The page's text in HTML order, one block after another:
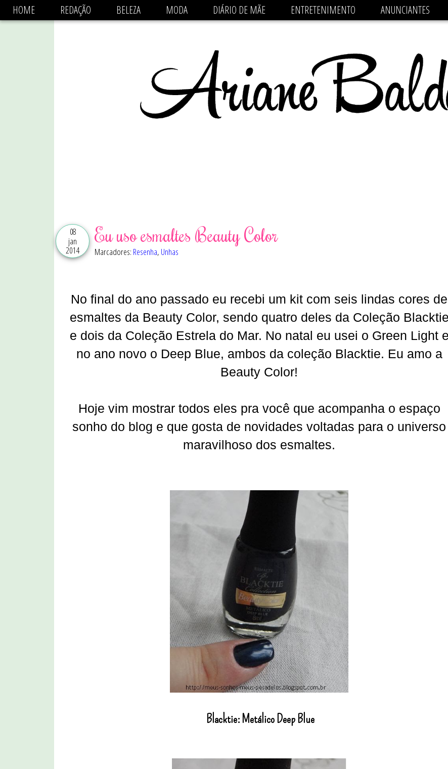
async='async' data-ad-client='ca-pub-1470782825684808' src='https://pagead2.googlesyndication.com/pagead/
HOME REDAÇÃO BELEZA MODA DIÁRIO DE MÃE ENTRETENIMENTO ANUNCIANTES
08
jan
2014
Eu uso esmaltes Beauty Color
Marcadores: Resenha, Unhas
No final do ano passado eu recebi um kit com seis lindas cores de
esmaltes da Beauty Color, sendo quatro deles da Coleção Blacktie
e dois da Coleção Estrela do Mar. No natal eu usei o Green Light e
no ano novo o Deep Blue, ambos da coleção Blacktie. Eu amo a
Beauty Color!
Hoje vim mostrar todos eles pra você que acompanha o espaço
sonho do blog e que gosta de novidades voltadas para o universo
maravilhoso dos esmaltes.
Blacktie: Metálico Deep Blue